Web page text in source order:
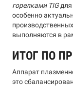
горелками TIGдля
особенно
выполняются в
ИТОГ ПО
Аппарат
это